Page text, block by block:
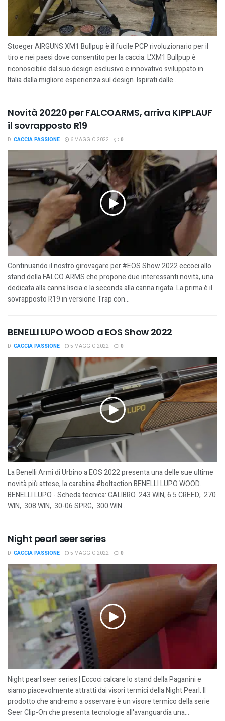
Stoeger AIRGUNS XM1 Bullpup è il fucile PCP rivoluzionario per il
tiro e nei paesi dove consentito per la caccia. L'XM1 Bullpup è
riconoscibile dal suo design esclusivo e innovativo sviluppato in
Italia dalla migliore esperienza sul design. Ispirati dalle...
Novità 20220 per FALCOARMS, arriva KIPPLAUF
il sovrapposto R19
DI CACCIA PASSIONE 6 MAGGIO 2022 0
Continuando il nostro girovagare per #EOS Show 2022 eccoci allo
stand della FALCO ARMS che propone due interessanti novità, una
dedicata alla canna liscia e la seconda alla canna rigata. La prima è il
sovrapposto R19 in versione Trap con...
BENELLI LUPO WOOD a EOS Show 2022
DI CACCIA PASSIONE 5 MAGGIO 2022 0
La Benelli Armi di Urbino a EOS 2022 presenta una delle sue ultime
novità più attese, la carabina #boltaction BENELLI LUPO WOOD.
BENELLI LUPO - Scheda tecnica: CALIBRO .243 WIN, 6.5 CREED, .270
WIN, .308 WIN, .30-06 SPRG, .300 WIN...
Night pearl seer series
DI CACCIA PASSIONE 5 MAGGIO 2022 0
Night pearl seer series | Eccoci calcare lo stand della Paganini e
siamo piacevolmente attratti dai visori termici della Night Pearl. Il
prodotto che andremo a osservare è un visore termico della serie
Seer Clip-On che presenta tecnologie all'avanguardia una...